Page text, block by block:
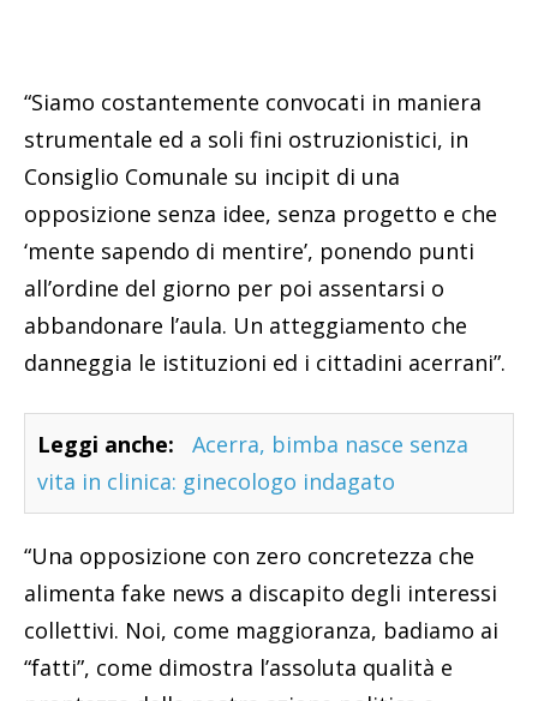
“Siamo costantemente convocati in maniera
strumentale ed a soli fini ostruzionistici, in
Consiglio Comunale su incipit di una
opposizione senza idee, senza progetto e che
‘mente sapendo di mentire’, ponendo punti
all’ordine del giorno per poi assentarsi o
abbandonare l’aula. Un atteggiamento che
danneggia le istituzioni ed i cittadini acerrani”.
Leggi anche:
Acerra, bimba nasce senza
vita in clinica: ginecologo indagato
“Una opposizione con zero concretezza che
alimenta fake news a discapito degli interessi
collettivi. Noi, come maggioranza, badiamo ai
“fatti”, come dimostra l’assoluta qualità e